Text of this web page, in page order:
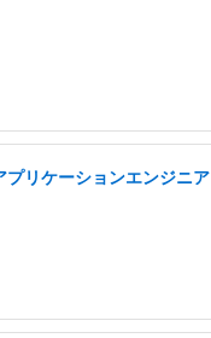
プリケーションエンジニア